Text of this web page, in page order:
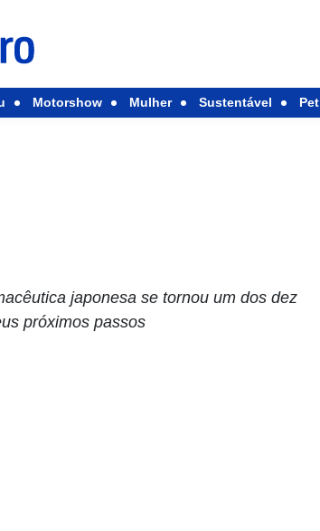
Motorshow Mulher Sustentável Pet
japonesa se tornou um dos dez
próximos passos